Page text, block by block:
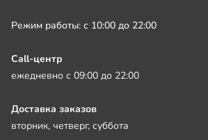
Режим работы: с 10:00 до 22:00
Call-центр
ежедневно с 09:00 до 22:00
Доставка заказов
вторник, четверг, суббота